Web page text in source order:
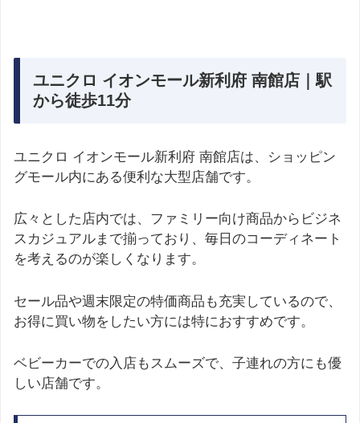
ユニクロ イオンモール新利府 南館店｜駅
から徒歩11分
ユニクロ イオンモール新利府 南館店は、ショッピン
グモール内にある便利な大型店舗です。
広々とした店内では、ファミリー向け商品からビジネ
スカジュアルまで揃っており、毎日のコーディネート
を考えるのが楽しくなります。
セール品や週末限定の特価商品も充実しているので、
お得に買い物をしたい方には特におすすめです。
ベビーカーでの入店もスムーズで、子連れの方にも優
しい店舗です。